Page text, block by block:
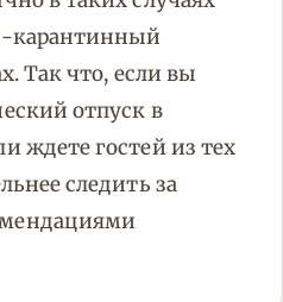
карантинный
Так что, если вы
отпуск в
ждете гостей из тех
следить за